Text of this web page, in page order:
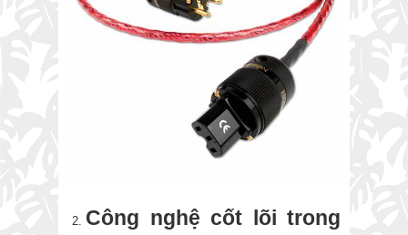
Công nghệ cốt lõi trong